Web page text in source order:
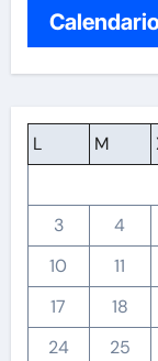
L M
3
4
10
11
17
18
24
25